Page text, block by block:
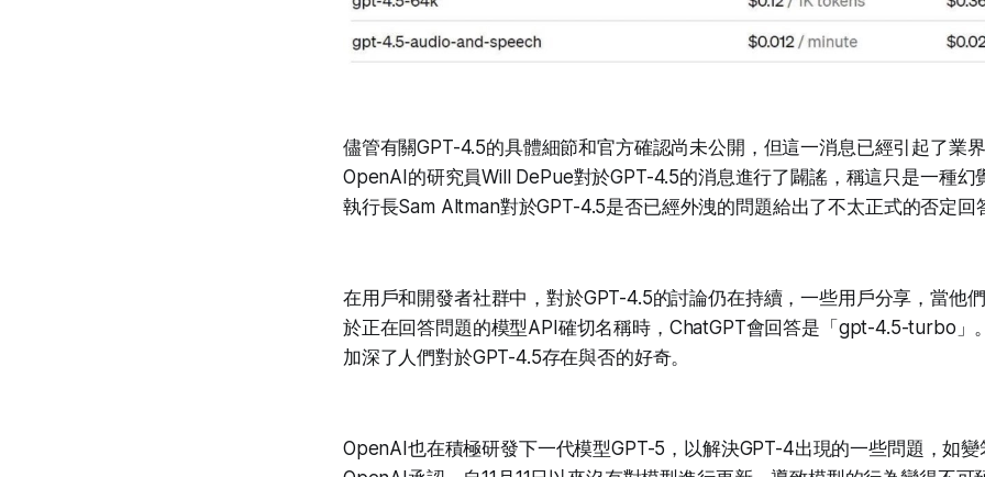
儘管有關GPT-4.5的具體細節和官方確認尚未公開，但這一消息已經引起了業
OpenAI的研究員Will DePue對於GPT-4.5的消息進行了闢謠，稱這只是一種幻
執行長Sam Altman對於GPT-4.5是否已經外洩的問題給出了不太正式的否定回
在用戶和開發者社群中，對於GPT-4.5的討論仍在持續，一些用戶分享，當他
於正在回答問題的模型API確切名稱時，ChatGPT會回答是「gpt-4.5-turbo」
加深了人們對於GPT-4.5存在與否的好奇。
OpenAI也在積極研發下一代模型GPT-5，以解決GPT-4出現的一些問題，如